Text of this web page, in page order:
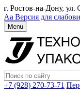
г. Ростов-на-Дону, ул.
Аа Версия для
Menu
+7 (928) 270-73-71